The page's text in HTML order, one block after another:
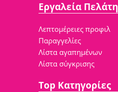
Εργαλεία Πελάτη
Λεπτομέρειες προφιλ
Παραγγελίες
Λίστα αγαπημένων
Λίστα σύγκρισης
Top Κατηγορίες